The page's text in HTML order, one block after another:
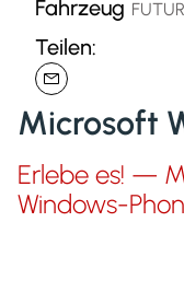
Fahrzeug
Teilen:
Microsoft
Erlebe es! —
Windows-